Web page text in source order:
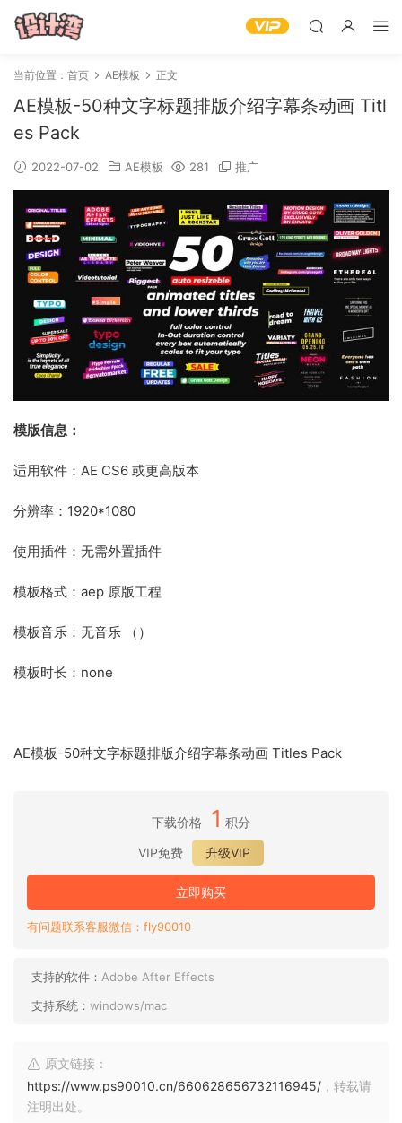
当前位置： 首页 AE模板 正文
AE模板-50种文字标题排版介绍字幕条动画 Titl
es Pack
2022-07-02 AE模板 281 推广
模版信息：
适用软件：AE CS6 或更高版本
分辨率：1920*1080
使用插件：无需外置插件
模板格式：aep 原版工程
模板音乐：无音乐 （）
模板时长：none
AE模板-50种文字标题排版介绍字幕条动画 Titles Pack
下载价格 1 积分
VIP免费
升级VIP
立即购买
有问题联系客服微信：fly90010
支持的软件： Adobe After Effects
支持系统： windows/mac
原文链接：
https://www.ps90010.cn/660628656732116945/ ，转载请
注明出处。